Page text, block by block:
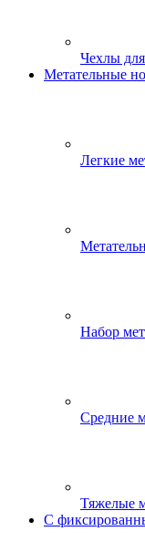
Чехлы
Метательные
Легкие
Набор
Средние
Тяжелые
С